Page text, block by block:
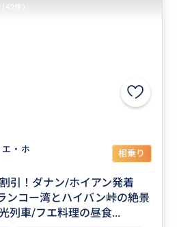
・ホ
相乗り
引！ダナン/ホイアン発着
ンコー湾とハイバン峠の絶景
列車/フエ料理の昼食...
(42件)